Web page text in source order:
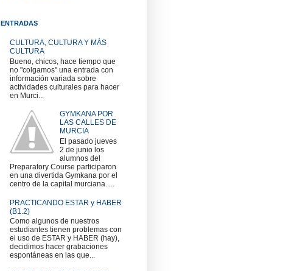
ENTRADAS
CULTURA, CULTURA Y MÁS
CULTURA
Bueno, chicos, hace tiempo que
no "colgamos" una entrada con
información variada sobre
actividades culturales para hacer
en Murci...
GYMKANA POR
LAS CALLES DE
MURCIA
El pasado jueves
2 de junio los
alumnos del
Preparatory Course participaron
en una divertida Gymkana por el
centro de la capital murciana. ...
PRACTICANDO ESTAR y HABER
(B1.2)
Como algunos de nuestros
estudiantes tienen problemas con
el uso de ESTAR y HABER (hay),
decidimos hacer grabaciones
espontáneas en las que...